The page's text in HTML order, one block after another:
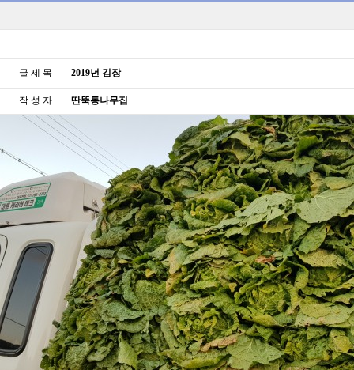
글 제 목 2019년 김장
작 성 자 딴뚝통나무집